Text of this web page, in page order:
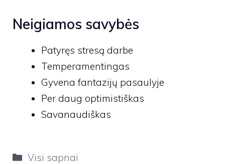
Neigiamos savybės
Patyręs stresą darbe
Temperamentingas
Gyvena fantazijų pasaulyje
Per daug optimistiškas
Savanaudiškas
Kategorijos
Visi sapnai